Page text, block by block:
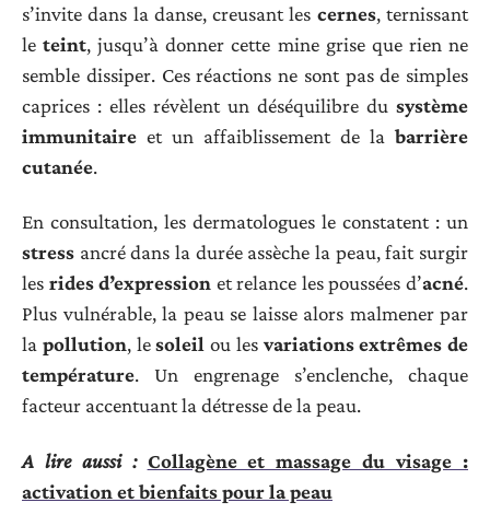
s’invite dans la danse, creusant les cernes, ternissant
leteint, jusqu’à donner cette mine grise que rien ne
semble dissiper. Ces réactions ne sont pas de simples
caprices : elles révèlent un déséquilibre du système
immunitaire et un affaiblissement de la barrière
cutanée.
En consultation, les dermatologues le constatent : un
stress ancré dans la durée assèche la peau, fait surgir
les rides d’expression et relance les poussées d’acné.
Plus vulnérable, la peau se laisse alors malmener par
la pollution, lesoleil ou les variations extrêmes de
température. Un engrenage s’enclenche, chaque
facteur accentuant la détresse de la peau.
A lire aussi : Collagène et massage du visage :
activation et bienfaits pour la peau